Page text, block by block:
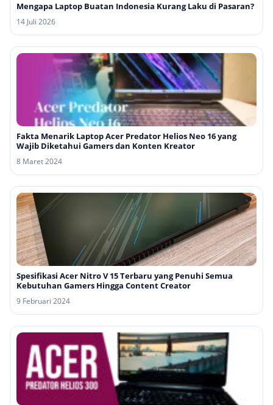
Mengapa Laptop Buatan Indonesia Kurang Laku di Pasaran?
14 Juli 2026
Fakta Menarik Laptop Acer Predator Helios Neo 16 yang
Wajib Diketahui Gamers dan Konten Kreator
8 Maret 2024
Spesifikasi Acer Nitro V 15 Terbaru yang Penuhi Semua
Kebutuhan Gamers Hingga Content Creator
9 Februari 2024